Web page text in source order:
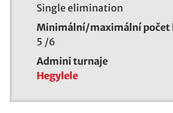
Single elimination
Minimální/maximální počet
5 /6
Admini turnaje
Hegylele